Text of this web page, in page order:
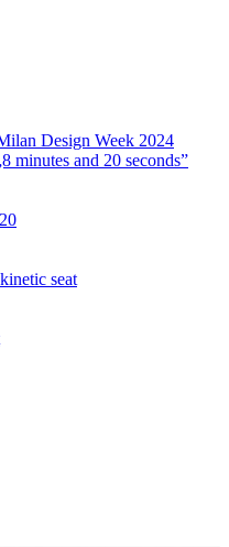
Design Week 2024
minutes and 20 seconds”
seat